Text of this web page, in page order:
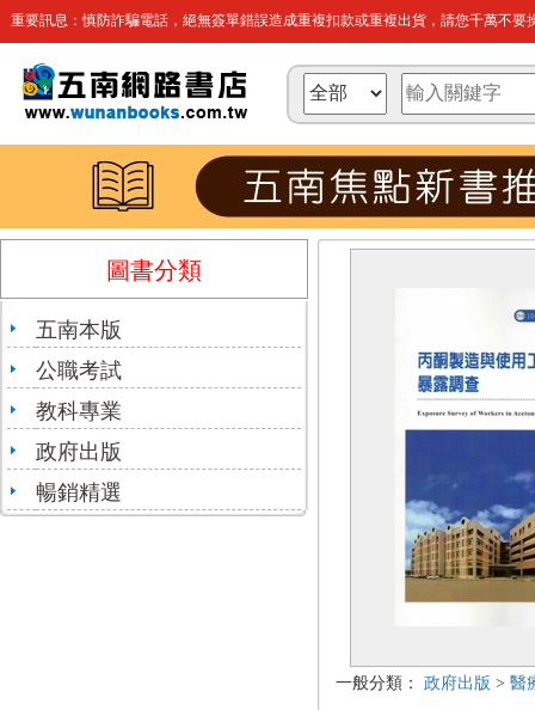
重要訊息：慎防詐騙電話，絕無簽單錯誤造成重複扣款或重複出貨，請您千萬不要
圖書分類
五南本版
公職考試
教科專業
政府出版
暢銷精選
一般分類： 政府出版 > 醫